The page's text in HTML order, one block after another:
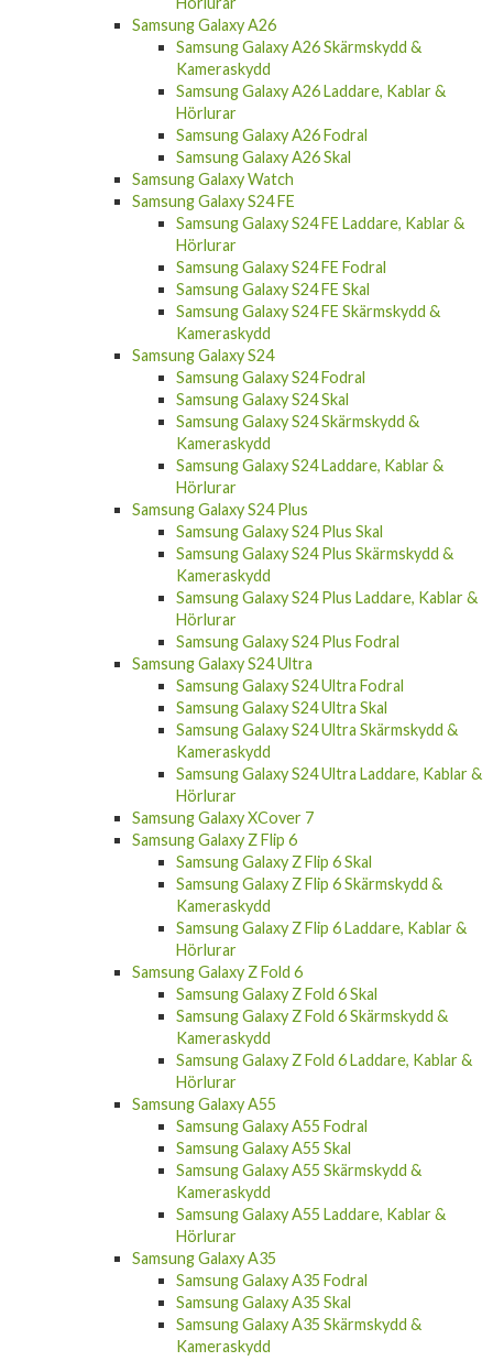
Samsung Galaxy A36 Skal
Samsung Galaxy A36 Skärmskydd &
Kameraskydd
Samsung Galaxy A36 Laddare, Kablar &
Hörlurar
Samsung Galaxy A26
Samsung Galaxy A26 Skärmskydd &
Kameraskydd
Samsung Galaxy A26 Laddare, Kablar &
Hörlurar
Samsung Galaxy A26 Fodral
Samsung Galaxy A26 Skal
Samsung Galaxy Watch
Samsung Galaxy S24 FE
Samsung Galaxy S24 FE Laddare, Kablar &
Hörlurar
Samsung Galaxy S24 FE Fodral
Samsung Galaxy S24 FE Skal
Samsung Galaxy S24 FE Skärmskydd &
Kameraskydd
Samsung Galaxy S24
Samsung Galaxy S24 Fodral
Samsung Galaxy S24 Skal
Samsung Galaxy S24 Skärmskydd &
Kameraskydd
Samsung Galaxy S24 Laddare, Kablar &
Hörlurar
Samsung Galaxy S24 Plus
Samsung Galaxy S24 Plus Skal
Samsung Galaxy S24 Plus Skärmskydd &
Kameraskydd
Samsung Galaxy S24 Plus Laddare, Kablar &
Hörlurar
Samsung Galaxy S24 Plus Fodral
Samsung Galaxy S24 Ultra
Samsung Galaxy S24 Ultra Fodral
Samsung Galaxy S24 Ultra Skal
Samsung Galaxy S24 Ultra Skärmskydd &
Kameraskydd
Samsung Galaxy S24 Ultra Laddare, Kablar &
Hörlurar
Samsung Galaxy XCover 7
Samsung Galaxy Z Flip 6
Samsung Galaxy Z Flip 6 Skal
Samsung Galaxy Z Flip 6 Skärmskydd &
Kameraskydd
Samsung Galaxy Z Flip 6 Laddare, Kablar &
Hörlurar
Samsung Galaxy Z Fold 6
Samsung Galaxy Z Fold 6 Skal
Samsung Galaxy Z Fold 6 Skärmskydd &
Kameraskydd
Samsung Galaxy Z Fold 6 Laddare, Kablar &
Hörlurar
Samsung Galaxy A55
Samsung Galaxy A55 Fodral
Samsung Galaxy A55 Skal
Samsung Galaxy A55 Skärmskydd &
Kameraskydd
Samsung Galaxy A55 Laddare, Kablar &
Hörlurar
Samsung Galaxy A35